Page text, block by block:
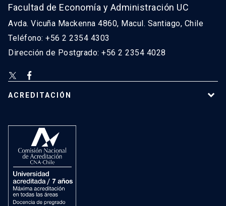
Facultad de Economía y Administración UC
Avda. Vicuña Mackenna 4860, Macul. Santiago, Chile
Teléfono: +56 2 2354 4303
Dirección de Postgrado: +56 2 2354 4028
ACREDITACIÓN